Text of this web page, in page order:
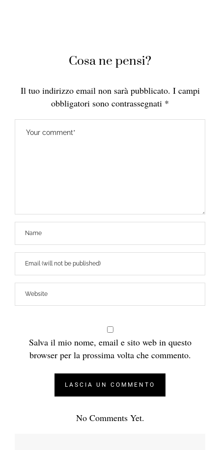
Cosa ne pensi?
Il tuo indirizzo email non sarà pubblicato. I campi
obbligatori sono contrassegnati *
Salva il mio nome, email e sito web in questo
browser per la prossima volta che commento.
No Comments Yet.